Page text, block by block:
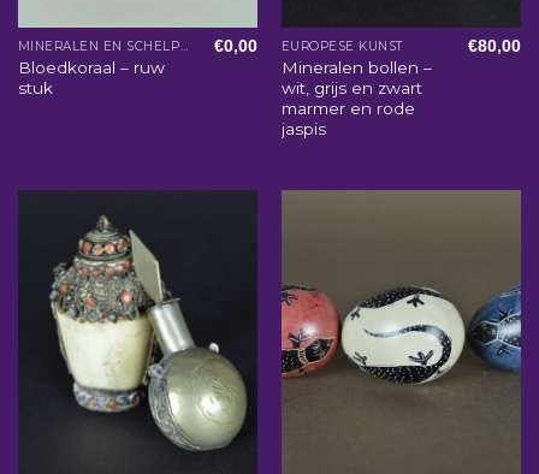
MINERALEN EN SCHELPEN
Bloedkoraal – ruw
stuk
€0,00 EUROPESE KUNST
Mineralen bollen –
wit, grijs en zwart
marmer en rode
jaspis
€80,00